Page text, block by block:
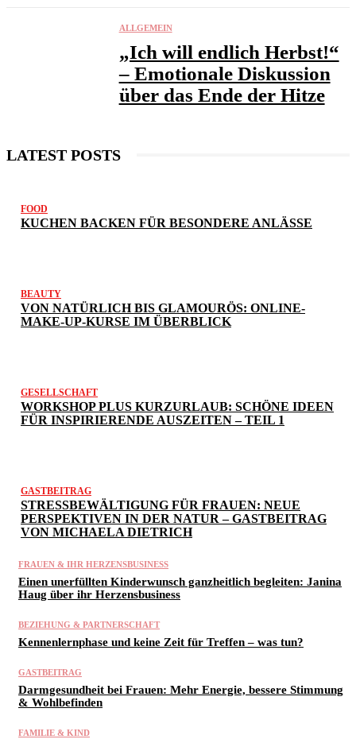
ALLGEMEIN
„Ich will endlich Herbst!“
– Emotionale Diskussion
über das Ende der Hitze
LATEST POSTS
FOOD
KUCHEN BACKEN FÜR BESONDERE ANLÄSSE
BEAUTY
VON NATÜRLICH BIS GLAMOURÖS: ONLINE-
MAKE-UP-KURSE IM ÜBERBLICK
GESELLSCHAFT
WORKSHOP PLUS KURZURLAUB: SCHÖNE IDEEN
FÜR INSPIRIERENDE AUSZEITEN – TEIL 1
GASTBEITRAG
STRESSBEWÄLTIGUNG FÜR FRAUEN: NEUE
PERSPEKTIVEN IN DER NATUR – GASTBEITRAG
VON MICHAELA DIETRICH
FRAUEN & IHR HERZENSBUSINESS
Einen unerfüllten Kinderwunsch ganzheitlich begleiten: Janina
Haug über ihr Herzensbusiness
BEZIEHUNG & PARTNERSCHAFT
Kennenlernphase und keine Zeit für Treffen – was tun?
GASTBEITRAG
Darmgesundheit bei Frauen: Mehr Energie, bessere Stimmung
& Wohlbefinden
FAMILIE & KIND